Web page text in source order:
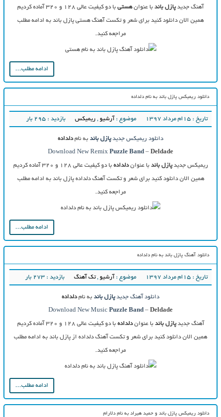
آهنگ جدیدپازل باند با عنوانهستی با دو کیفیت عالی ۱۲۸ و ۳۲۰ آماده کردیم
همین الان دانلود کنید برای شعر و تکست آهنگ هستی پازل باند به ادامه مطلب
مراجعه کنید.
ادامه مطلب...
دانلود ریمیکس پازل باند به نام دلداده
تاریخ : ۱۵ام مرداد ۱۳۹۷ موضوع : آرشیو , ریمیکس بازدید : 295 بار
دانلود ریمیکس جدید پازل باند به نامدلداده
Download New Remix Puzzle Band – Deldade
ریمیکس جدیدپازل باند با عنواندلداده با دو کیفیت عالی ۱۲۸ و ۳۲۰ آماده کردیم
همین الان دانلود کنید برای شعر و تکست آهنگ دلداده پازل باند به ادامه مطلب
مراجعه کنید.
ادامه مطلب...
دانلود آهنگ پازل باند به نام دلداده
تاریخ : ۱۵ام مرداد ۱۳۹۷ موضوع : آرشیو ,تک آهنگ بازدید : 273 بار
دانلود آهنگ جدید پازل باند به نامدلداده
Download New Music Puzzle Band – Deldade
آهنگ جدیدپازل باند با عنواندلداده با دو کیفیت عالی ۱۲۸ و ۳۲۰ آماده کردیم
همین الان دانلود کنید برای شعر و تکست آهنگ دلداده از پازل باند به ادامه مطلب
مراجعه کنید.
ادامه مطلب...
دانلود ریمیکس پازل باند و حمید هیراد به نام دلارام